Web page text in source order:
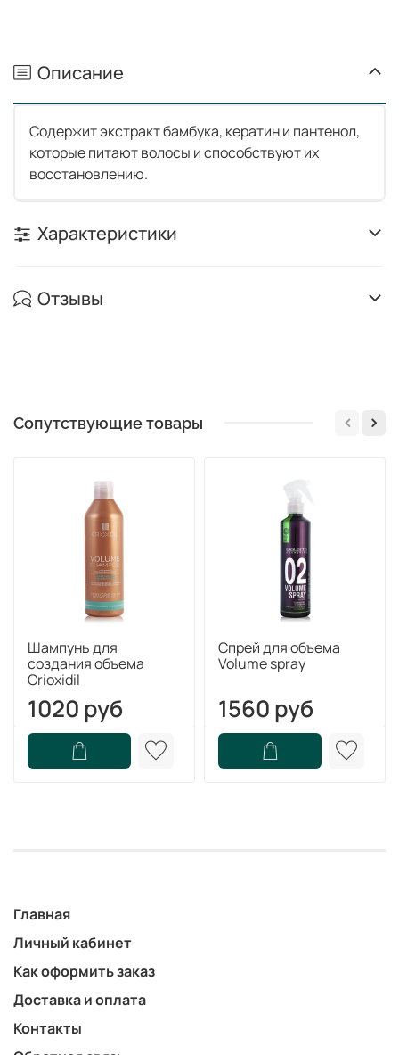
Описание
Содержит экстракт бамбука, кератин и пантенол,
которые питают волосы и способствуют их
восстановлению.
Характеристики
Отзывы
Сопутствующие товары
Шампунь для
создания объема
Crioxidil
1020 руб
Спрей для объема
Volume spray
1560 руб
Главная
Личный кабинет
Как оформить заказ
Доставка и оплата
Контакты